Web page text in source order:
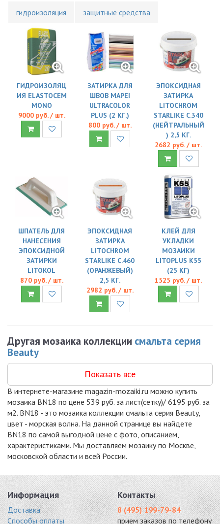
гидроизоляция защитные средства
ГИДРОИЗОЛЯЦ
ИЯ ELASTOCEM
MONO
9000 руб. / шт.
ЗАТИРКА ДЛЯ
ШВОВ MAPEI
ULTRACOLOR
PLUS (2 КГ.)
800 руб. / шт.
ЭПОКСИДНАЯ
ЗАТИРКА
LITOCHROM
STARLIKE C.340
(НЕЙТРАЛЬНЫЙ
) 2,5 КГ.
2682 руб. / шт.
ШПАТЕЛЬ ДЛЯ
НАНЕСЕНИЯ
ЭПОКСИДНОЙ
ЗАТИРКИ
LITOKOL
870 руб. / шт.
ЭПОКСИДНАЯ
ЗАТИРКА
LITOCHROM
STARLIKE C.460
(ОРАНЖЕВЫЙ)
2,5 КГ.
2982 руб. / шт.
КЛЕЙ ДЛЯ
УКЛАДКИ
МОЗАИКИ
LITOPLUS K55
(25 КГ)
1525 руб. / шт.
Другая мозаика коллекции смальта серия
Beauty
Показать все
В интернете-магазине magazin-mozaiki.ru можно купить
мозаика BN18 по цене 539 руб. за лист(сетку)/ 6195 руб. за
м2. BN18 - это мозаика коллекции смальта серия Beauty,
цвет - морская волна. На данной странице вы найдете
BN18 по самой выгодной цене с фото, описанием,
характеристиками. Мы доставляем мозаику по Москве,
московской области и всей России.
Информация
Доставка
Способы оплаты
Контакты
8 (495) 199-79-84
прием заказов по телефону